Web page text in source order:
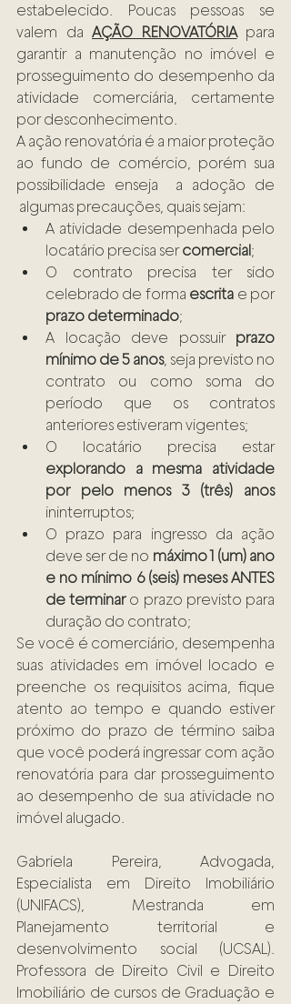
estabelecido. Poucas pessoas se
valem da AÇÃO RENOVATÓRIA para
garantir a manutenção no imóvel e
prosseguimento do desempenho da
atividade comerciária, certamente
por desconhecimento.
A ação renovatória é a maior proteção
ao fundo de comércio, porém sua
possibilidade enseja  a adoção de
algumas precauções, quais sejam:
A atividade desempenhada pelo
locatário precisa ser comercial;
O contrato precisa ter sido
celebrado de forma escrita
e por
prazo determinado;
A locação deve possuir prazo
mínimo de 5 anos, seja previsto no
contrato ou como soma do
período que os contratos
anteriores estiveram vigentes;
O locatário precisa estar
explorando a mesma atividade
por pelo menos 3 (três) anos
ininterruptos;
O prazo para ingresso da ação
deve ser de no máximo 1 (um) ano
e no mínimo 6 (seis) meses ANTES
de terminar o prazo previsto para
duração do contrato;
Se você é comerciário, desempenha
suas atividades em imóvel locado e
preenche os requisitos acima, fique
atento ao tempo e quando estiver
próximo do prazo de término saiba
que você poderá ingressar com ação
renovatória para dar prosseguimento
ao desempenho de sua atividade no
imóvel alugado.
Gabriela Pereira, Advogada,
Especialista em Direito Imobiliário
(UNIFACS), Mestranda em
Planejamento territorial e
desenvolvimento social (UCSAL).
Professora de Direito Civil e Direito
Imobiliário de cursos de Graduação e